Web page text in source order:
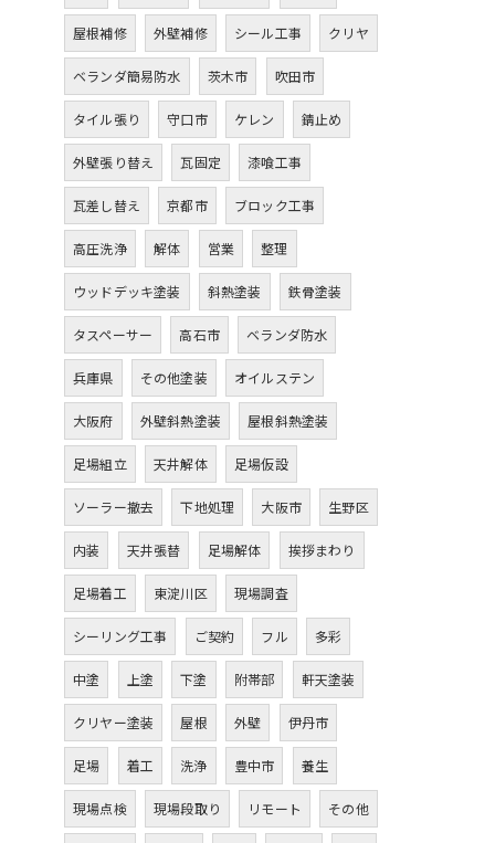
屋根補修 外壁補修 シール工事 クリヤ
ベランダ簡易防水 茨木市 吹田市
タイル張り 守口市 ケレン 錆止め
外壁張り替え 瓦固定 漆喰工事
瓦差し替え 京都市 ブロック工事
高圧洗浄 解体 営業 整理
ウッドデッキ塗装 斜熱塗装 鉄骨塗装
タスペーサー 高石市 ベランダ防水
兵庫県 その他塗装 オイルステン
大阪府 外壁斜熱塗装 屋根斜熱塗装
足場組立 天井解体 足場仮設
ソーラー撤去 下地処理 大阪市 生野区
内装 天井張替 足場解体 挨拶まわり
足場着工 東淀川区 現場調査
シーリング工事 ご契約 フル 多彩
中塗 上塗 下塗 附帯部 軒天塗装
クリヤー塗装 屋根 外壁 伊丹市
足場 着工 洗浄 豊中市 養生
現場点検 現場段取り リモート その他